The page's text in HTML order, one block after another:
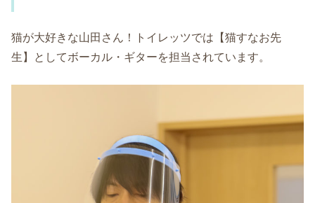
猫が大好きな山田さん！トイレッツでは【猫すなお先
生】としてボーカル・ギターを担当されています。